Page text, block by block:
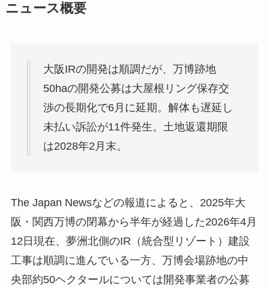
ニュース概要
大阪IRの開発は順調だが、万博跡地
50haの開発公募は大屋根リング保存交
渉の長期化で6月に延期。解体も遅延し
未払い訴訟が11件発生。土地返還期限
は2028年2月末。
The Japan Newsなどの報道によると、2025年大
阪・関西万博の閉幕から半年が経過した2026年4月
12 日現在、夢洲北側のIR （統合型リゾート）建設
工事は順調に進んでいる一方、万博会場跡地の中
央部約50ヘクタールについては開発事業者の公募